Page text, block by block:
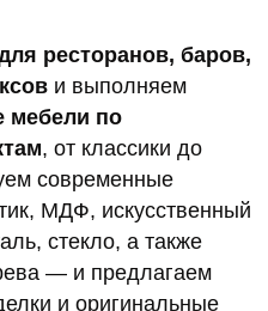
ресторанов, баров,
и выполняем
мебели по
, от классики до
современные
МДФ, искусственный
стекло, а также
— и предлагаем
и оригинальные